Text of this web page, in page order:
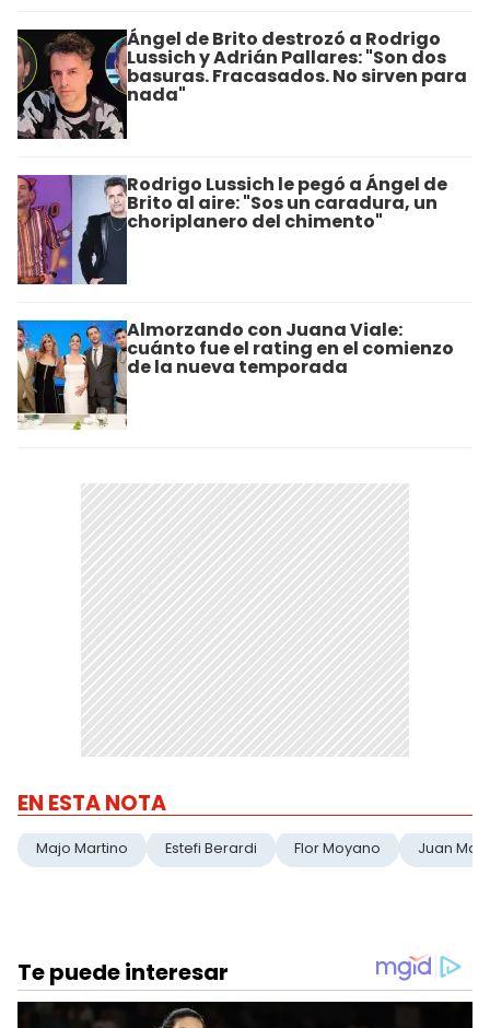
Ángel de Brito destrozó a Rodrigo
Lussich y Adrián Pallares: "Son dos
basuras. Fracasados. No sirven para
nada"
Rodrigo Lussich le pegó a Ángel de
Brito al aire: "Sos un caradura, un
choriplanero del chimento"
Almorzando con Juana Viale:
cuánto fue el rating en el comienzo
de la nueva temporada
EN ESTA NOTA
Majo Martino Estefi Berardi Flor Moyano Juan